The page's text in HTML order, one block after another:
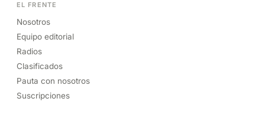
EL FRENTE
Nosotros
Equipo editorial
Radios
Clasificados
Pauta con nosotros
Suscripciones